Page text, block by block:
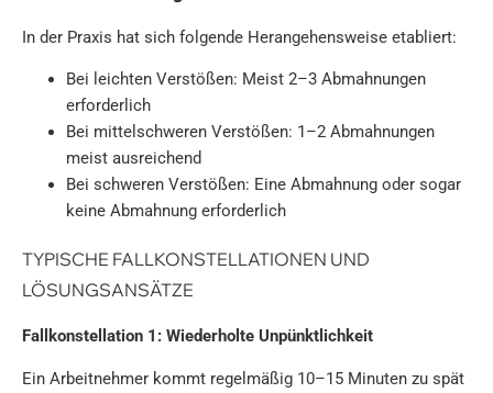
In der Praxis hat sich folgende Herangehensweise etabliert:
Bei leichten Verstößen: Meist 2–3 Abmahnungen
erforderlich
Bei mittelschweren Verstößen: 1–2 Abmahnungen
meist ausreichend
Bei schweren Verstößen: Eine Abmahnung oder sogar
keine Abmahnung erforderlich
TYPISCHE FALLKONSTELLATIONEN UND
LÖSUNGSANSÄTZE
Fallkonstellation 1: Wiederholte Unpünktlichkeit
Ein Arbeitnehmer kommt regelmäßig 10–15 Minuten zu spät